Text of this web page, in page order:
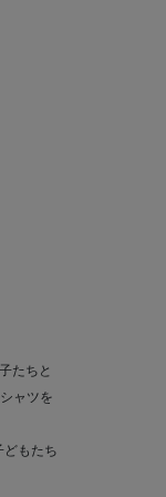
たちと
ャツを
どもたち